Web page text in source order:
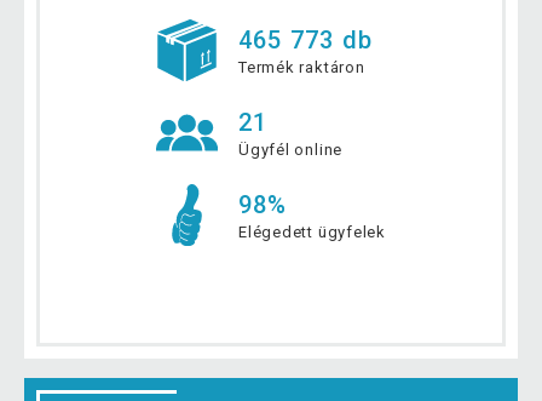
465 773 db
Termék raktáron
21
Ügyfél online
98%
Elégedett ügyfelek